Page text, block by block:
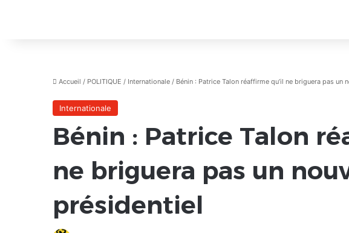
Accueil / POLITIQUE / Internationale / Bénin : Patrice Talon réaffirme qu’il ne briguera pas un
Internationale
Bénin : Patrice Talon
ne briguera pas un
présidentiel